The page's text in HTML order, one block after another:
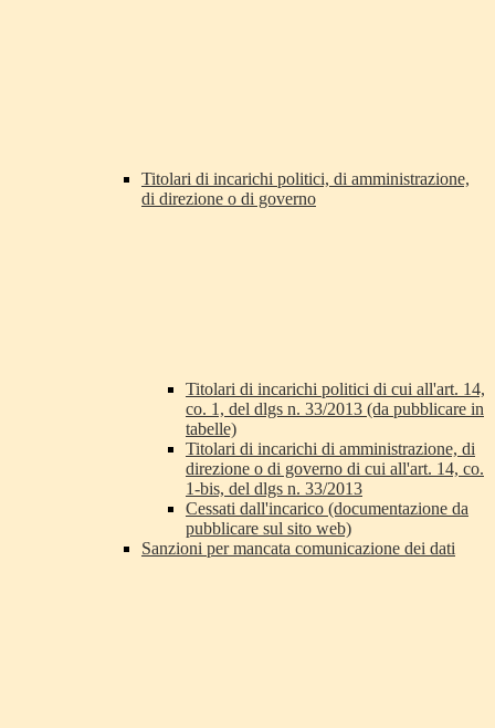
Titolari di incarichi politici, di amministrazione,
di direzione o di governo
Titolari di incarichi politici di cui all'art. 14,
co. 1, del dlgs n. 33/2013 (da pubblicare in
tabelle)
Titolari di incarichi di amministrazione, di
direzione o di governo di cui all'art. 14, co.
1-bis, del dlgs n. 33/2013
Cessati dall'incarico (documentazione da
pubblicare sul sito web)
Sanzioni per mancata comunicazione dei dati